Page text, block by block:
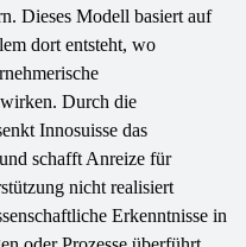
Dieses Modell basiert auf
dort entsteht, wo
Durch die
Innosuisse das
schafft Anreize für
nicht realisiert
Erkenntnisse in